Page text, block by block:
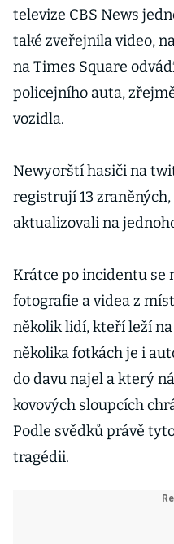
televize CBS News
také zveřejnila video,
na Times Square
policejního auta,
vozidla.
Newyorští hasiči na
registrují 13
aktualizovali na
Krátce po incidentu se
fotografie a videa z
několik lidí, kteří leží
několika fotkách je i
do davu najel a který
kovových sloupcích
Podle svědků právě
tragédii.